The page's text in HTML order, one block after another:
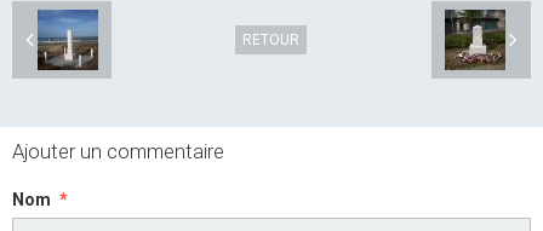
RETOUR
Ajouter un commentaire
Nom